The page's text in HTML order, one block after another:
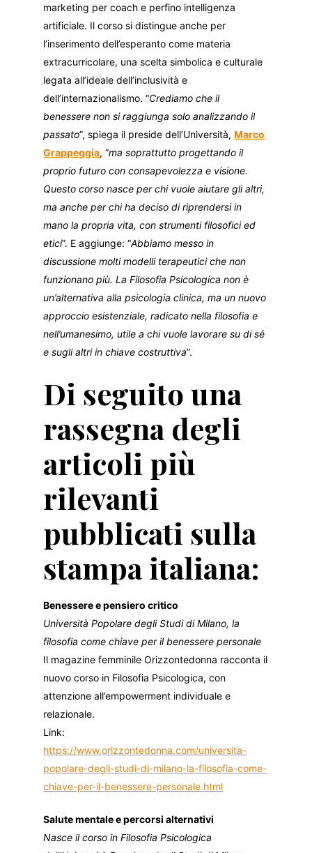
marketing per coach e perfino intelligenza
artificiale. Il corso si distingue anche per
l’inserimento dell’esperanto come materia
extracurricolare, una scelta simbolica e culturale
legata all’ideale dell’inclusività e
dell’internazionalismo. “Crediamo che il
benessere non si raggiunga solo analizzando il
passato”, spiega il preside dell’Università,Marco
Grappeggia, “ma soprattutto progettando il
proprio futuro con consapevolezza e visione.
Questo corso nasce per chi vuole aiutare gli altri,
ma anche per chi ha deciso di riprendersi in
mano la propria vita, con strumenti filosofici ed
etici”. E aggiunge: “Abbiamo messo in
discussione molti modelli terapeutici che non
funzionano più. La Filosofia Psicologica non è
un’alternativa alla psicologia clinica, ma un nuovo
approccio esistenziale, radicato nella filosofia e
nell’umanesimo, utile a chi vuole lavorare su di sé
e sugli altri in chiave costruttiva”.
Di seguito una
rassegna degli
articoli più
rilevanti
pubblicati sulla
stampa italiana:
Benessere e pensiero critico
Università Popolare degli Studi di Milano, la
filosofia come chiave per il benessere personale
Il magazine femminile Orizzontedonna racconta il
nuovo corso in Filosofia Psicologica, con
attenzione all’empowerment individuale e
relazionale.
Link:
https://www.orizzontedonna.com/universita-
popolare-degli-studi-di-milano-la-filosofia-come-
chiave-per-il-benessere-personale.html
Salute mentale e percorsi alternativi
Nasce il corso in Filosofia Psicologica